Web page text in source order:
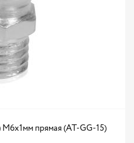
М6х1мм прямая (AT-GG-15)